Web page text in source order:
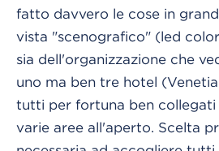
fatto davvero le cose in
vista "scenografico" (led
sia dell'organizzazione che
uno ma ben tre hotel
tutti per fortuna ben collegati
varie aree all'aperto. Scelta